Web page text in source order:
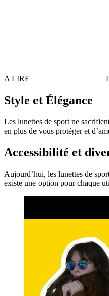
A LIRE
Style et Élégance
Les lunettes de sport ne
en plus de vous protéger et
Accessibilité et
Aujourd’hui, les lunettes de
existe une option pour chaque